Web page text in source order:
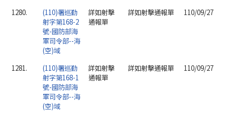
1280.
(110)署巡勤
射字第168-2
號-國防部海
軍司令部--海
(空)域
詳如射擊
通報單
詳如射擊通報單 110/09/27
1281.
(110)署巡勤
射字第168-1
號-國防部海
軍司令部--海
(空)域
詳如射擊
通報單
詳如射擊通報單 110/09/27